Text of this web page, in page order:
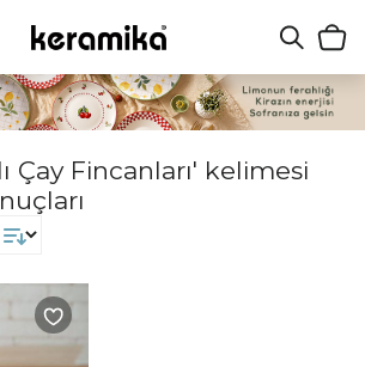
Çay Fincanları' kelimesi